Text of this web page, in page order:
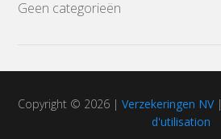
Geen categorieën
Copyright © 2026 | Verzekeringen NV|
d'utilisation